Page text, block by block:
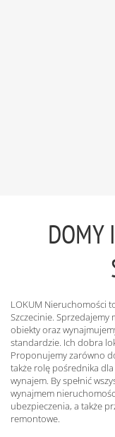
DOMY
LOKUM Nieruchomości
Szczecinie. Sprzedajemy
obiekty oraz
standardzie. Ich dobra
Proponujemy zarówno
także rolę pośrednika
wynajem. By spełnić
wynajmem
ubezpieczenia, a także
remontowe.